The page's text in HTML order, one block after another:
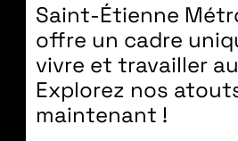
Saint-Étienne
offre un cadre
vivre et travailler
Explorez nos
maintenant !